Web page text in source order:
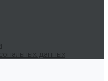
данных